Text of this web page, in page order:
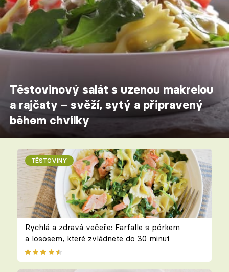
Těstovinový salát s uzenou makrelou
a rajčaty – svěží, sytý a připravený
během chvilky
TĚSTOVINY
Rychlá a zdravá večeře: Farfalle s pórkem
a lososem, které zvládnete do 30 minut